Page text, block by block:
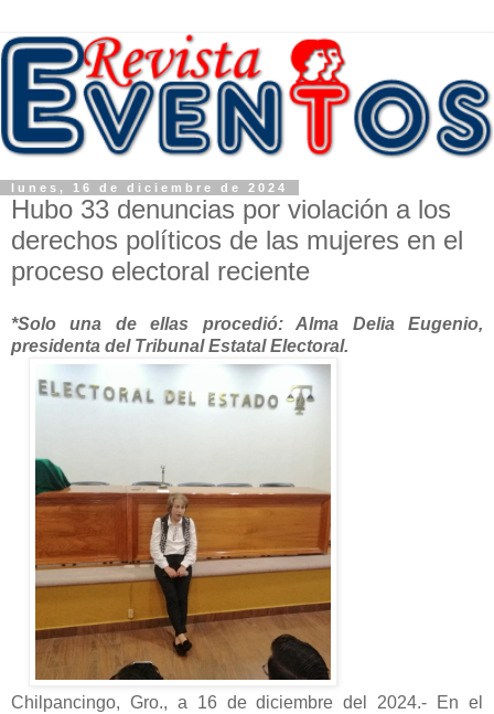
lunes, 16 de diciembre de 2024
Hubo 33 denuncias por violación a los
derechos políticos de las mujeres en el
proceso electoral reciente
*Solo una de ellas procedió: Alma Delia Eugenio,
presidenta del Tribunal Estatal Electoral.
Chilpancingo, Gro., a 16 de diciembre del 2024.- En el